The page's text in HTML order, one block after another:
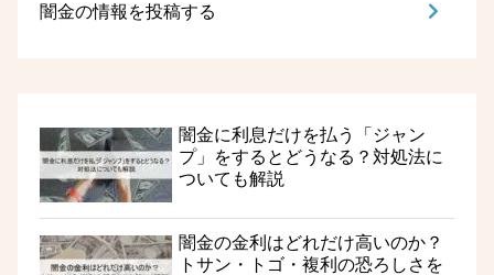
闇金の情報を投稿する
闇金に利息だけを払う「ジャン
プ」をするとどうなる？対処法に
ついても解説
闇金の金利はどれだけ高いのか？
トサン・トゴ・複利の恐ろしさを